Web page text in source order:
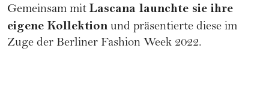
Gemeinsam mit Lascana launchte sie ihre
eigene Kollektion und präsentierte diese im
Zuge der Berliner Fashion Week 2022.